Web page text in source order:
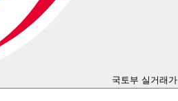
국토부 실거래가